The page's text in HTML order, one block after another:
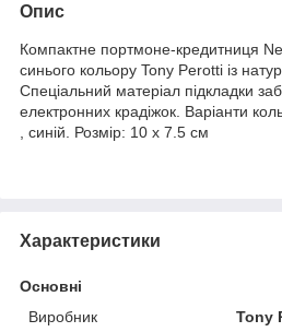
Опис
Компактне портмоне-кредитниця
синього кольору Tony Perotti із
Спеціальний матеріал підкладки
електронних крадіжок. Варіанти
, синій. Розмір: 10 х 7.5 см
Характеристики
Основні
Виробник
Tony